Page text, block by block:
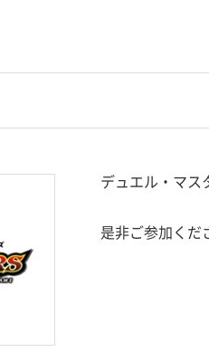
デュエル・マス
是非ご参加くだ